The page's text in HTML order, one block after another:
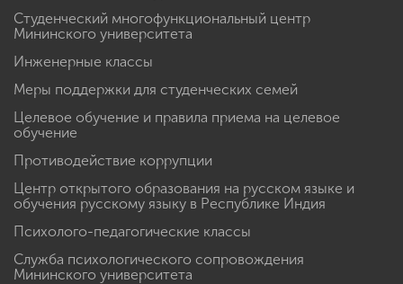
Студенческий многофункциональный центр
Мининского университета
Инженерные классы
Меры поддержки для студенческих семей
Целевое обучение и правила приема на целевое
обучение
Противодействие коррупции
Центр открытого образования на русском языке и
обучения русскому языку в Республике Индия
Психолого-педагогические классы
Служба психологического сопровождения
Мининского университета